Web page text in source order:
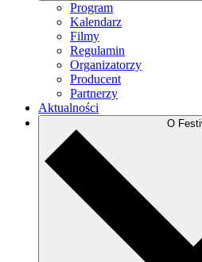
Program
Kalendarz
Filmy
Regulamin
Organizatorzy
Producent
Partnerzy
Aktualności
O